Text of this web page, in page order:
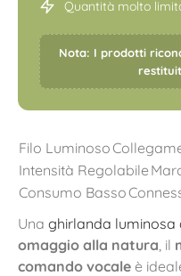
Quantità molto
Nota: I prodotti
Filo Luminoso
Intensità Regolabile
Consumo Basso
Una ghirlanda luminosa
omaggio alla natura, il
comando vocale è